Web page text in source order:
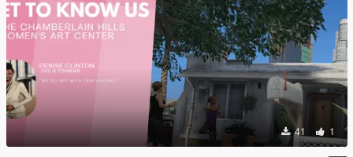
41 1